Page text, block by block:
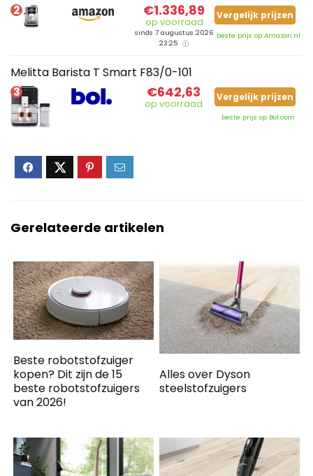
2 €1.336,89
op voorraad
sinds 7 augustus 2026
23:25
Vergelijk prijzen
beste prijs op Amazon.nl
Melitta Barista T Smart F83/0-101
3 €642,63
op voorraad
Vergelijk prijzen
beste prijs op Bol.com
Gerelateerde artikelen
Beste robotstofzuiger
kopen? Dit zijn de 15
beste robotstofzuigers
van 2026!
Alles over Dyson
steelstofzuigers